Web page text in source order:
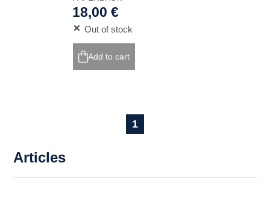
18,00 €
Out of stock
Add to cart
1
Articles